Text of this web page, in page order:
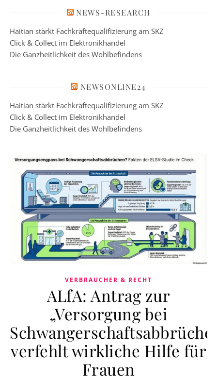
NEWS-RESEARCH
Haitian stärkt Fachkräftequalifizierung am SKZ
Click & Collect im Elektronikhandel
Die Ganzheitlichkeit des Wohlbefindens
NEWSONLINE24
Haitian stärkt Fachkräftequalifizierung am SKZ
Click & Collect im Elektronikhandel
Die Ganzheitlichkeit des Wohlbefindens
VERBRAUCHER & RECHT
ALfA: Antrag zur
„Versorgung bei
verfehlt wirkliche Hilfe für
Frauen